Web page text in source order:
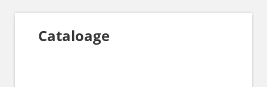
Cataloage